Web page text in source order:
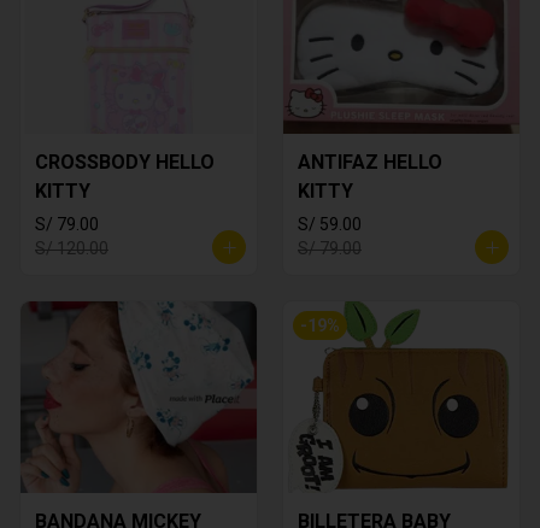
CROSSBODY HELLO
KITTY
S/ 79.00
S/ 120.00
ANTIFAZ HELLO
KITTY
S/ 59.00
S/ 79.00
BANDANA MICKEY
-19%
BILLETERA BABY